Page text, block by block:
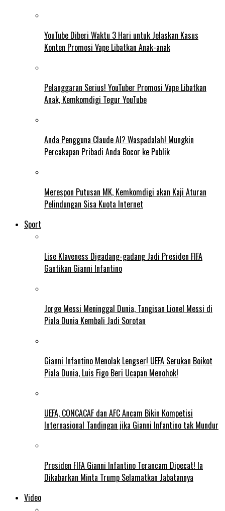
YouTube Diberi Waktu 3 Hari untuk Jelaskan Kasus
Konten Promosi Vape Libatkan Anak-anak
Pelanggaran Serius! YouTuber Promosi Vape Libatkan
Anak, Kemkomdigi Tegur YouTube
Anda Pengguna Claude AI? Waspadalah! Mungkin
Percakapan Pribadi Anda Bocor ke Publik
Merespon Putusan MK, Kemkomdigi akan Kaji Aturan
Pelindungan Sisa Kuota Internet
Sport
Lise Klaveness Digadang-gadang Jadi Presiden FIFA
Gantikan Gianni Infantino
Jorge Messi Meninggal Dunia, Tangisan Lionel Messi di
Piala Dunia Kembali Jadi Sorotan
Gianni Infantino Menolak Lengser! UEFA Serukan Boikot
Piala Dunia, Luis Figo Beri Ucapan Menohok!
UEFA, CONCACAF dan AFC Ancam Bikin Kompetisi
Internasional Tandingan jika Gianni Infantino tak Mundur
Presiden FIFA Gianni Infantino Terancam Dipecat! Ia
Dikabarkan Minta Trump Selamatkan Jabatannya
Video